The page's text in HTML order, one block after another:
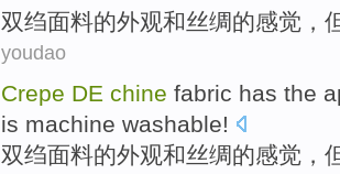
双绉面料的外观和丝绸的感觉 ，
youdao
Crepe DE chine fabric has the
is machine washable!
双绉面料的外观和丝绸的感觉 ，